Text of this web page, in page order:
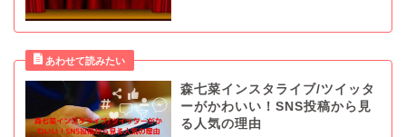
森七菜インスタライブ/ツイッタ
ーがかわいい！SNS投稿から見
る人気の理由